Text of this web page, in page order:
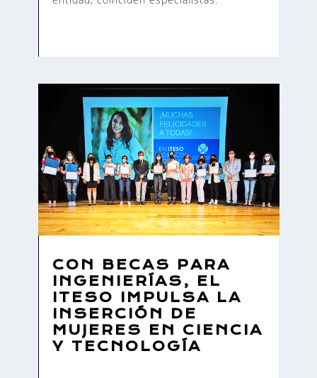
CON BECAS PARA
INGENIERÍAS, EL
ITESO IMPULSA LA
INSERCIÓN DE
MUJERES EN CIENCIA
Y TECNOLOGÍA